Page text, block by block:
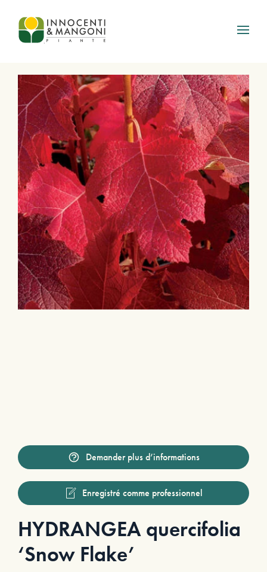
Skip to main content
Demander plus d’informations
Enregistré comme professionnel
HYDRANGEA quercifolia
‘Snow Flake’